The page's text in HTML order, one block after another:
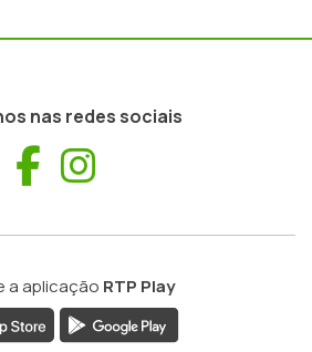
nas redes sociais
Facebook
a aplicação RTP Play